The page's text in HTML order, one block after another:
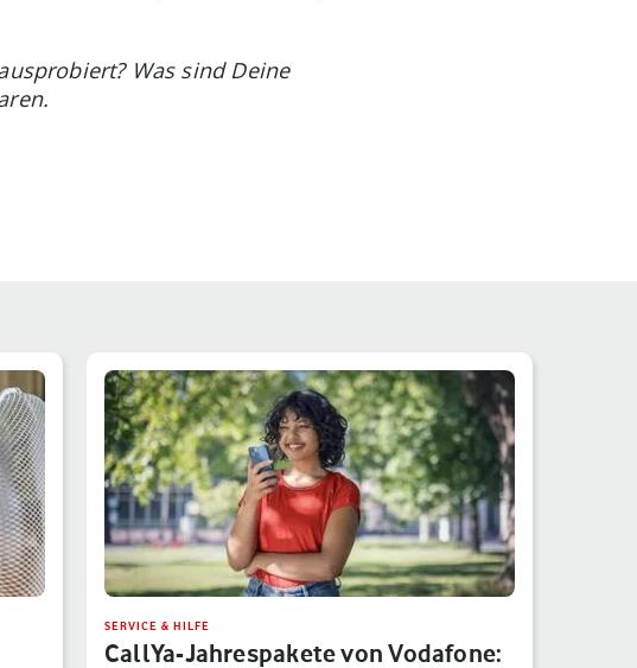
Was sind Deine
SERVICE & HILFE
CallYa-Jahrespakete von Vodafone: